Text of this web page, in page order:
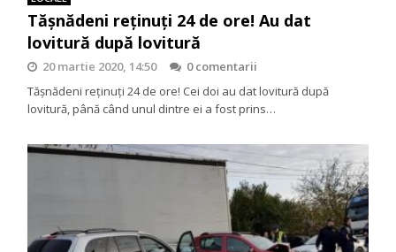
Tășnădeni reținuți 24 de ore! Au dat
lovitură după lovitură
20 martie 2020, 14:50
0 comentarii
Tășnădeni reținuți 24 de ore! Cei doi au dat lovitură după
lovitură, până când unul dintre ei a fost prins…